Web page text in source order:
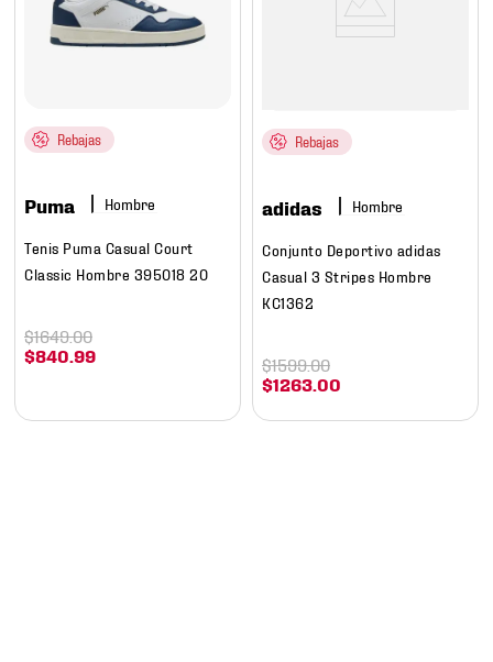
Rebajas
Puma Hombre
Tenis Puma Casual Court
Classic Hombre 395018 20
$840.99
$1649.00
Rebajas
adidas Hombre
Conjunto Deportivo adidas
Casual 3 Stripes Hombre
KC1362
$1263.00
$1599.00